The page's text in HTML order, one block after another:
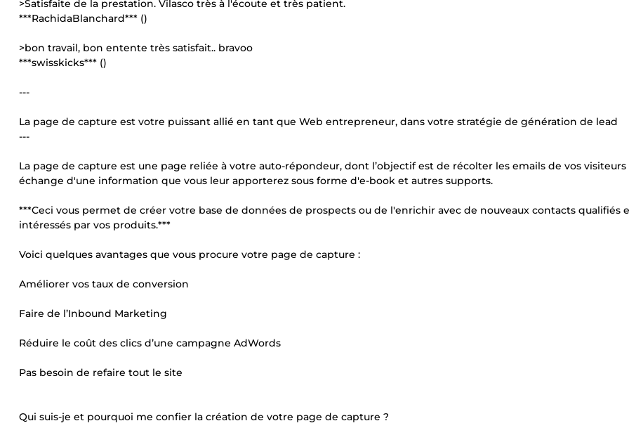
>Satisfaite de la prestation. Vilasco très à l'écoute et très patient.
***RachidaBlanchard*** ()
>bon travail, bon entente très satisfait.. bravoo
***swisskicks*** ()
---
La page de capture est votre puissant allié en tant que Web entrepreneur, dans votre stratégie de génération de lead
---
La page de capture est une page reliée à votre auto-répondeur, dont l’objectif est de récolter les emails de vos visiteurs
échange d'une information que vous leur apporterez sous forme d'e-book et autres supports.
***Ceci vous permet de créer votre base de données de prospects ou de l'enrichir avec de nouveaux contacts qualifiés
intéressés par vos produits.***
Voici quelques avantages que vous procure votre page de capture :
Améliorer vos taux de conversion
Faire de l’Inbound Marketing
Réduire le coût des clics d’une campagne AdWords
Pas besoin de refaire tout le site
Qui suis-je et pourquoi me confier la création de votre page de capture ?